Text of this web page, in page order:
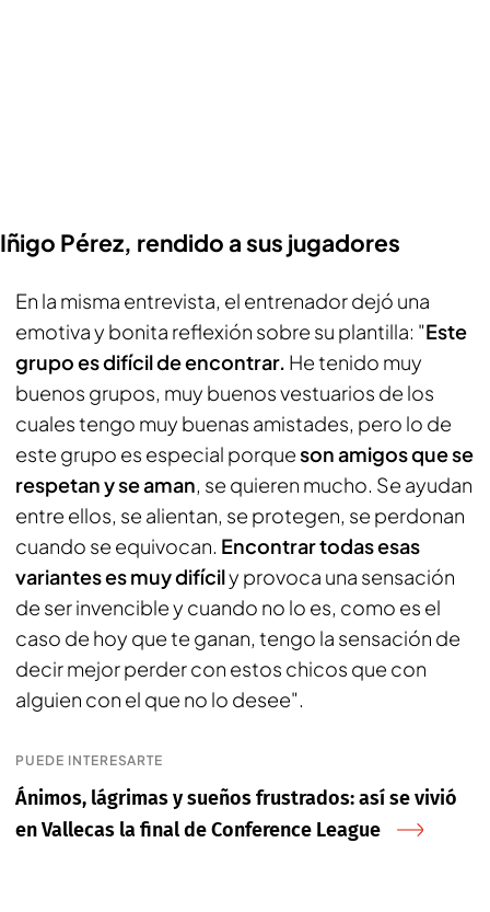
Iñigo Pérez, rendido a sus jugadores
En la misma entrevista, el entrenador dejó una
emotiva y bonita reflexión sobre su plantilla: "Este
grupo es difícil de encontrar. He tenido muy
buenos grupos, muy buenos vestuarios de los
cuales tengo muy buenas amistades, pero lo de
este grupo es especial porqueson amigos que se
respetan y se aman, se quieren mucho. Se ayudan
entre ellos, se alientan, se protegen, se perdonan
cuando se equivocan. Encontrar todas esas
variantes es muy difícily provoca una sensación
de ser invencible y cuando no lo es, como es el
caso de hoy que te ganan, tengo la sensación de
decir mejor perder con estos chicos que con
alguien con el que no lo desee".
PUEDE INTERESARTE
Ánimos, lágrimas y sueños frustrados: así se vivió
en Vallecas la final de Conference League